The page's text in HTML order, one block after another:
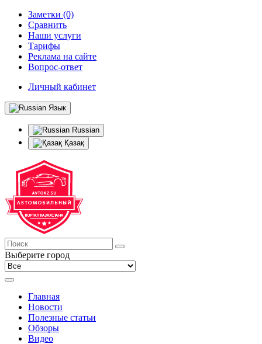
Заметки (0)
Сравнить
Наши услуги
Тарифы
Реклама на сайте
Вопрос-ответ
Личный кабинет
Язык
Russian
Қазақ
Выберите город
Главная
Новости
Полезные статьи
Обзоры
Видео